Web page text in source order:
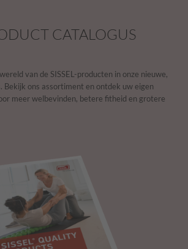
CATALOGUS
van de SISSEL-producten in onze nieuwe,
Bekijk ons assortiment en ontdek uw eigen
meer welbevinden, betere fitheid en grotere